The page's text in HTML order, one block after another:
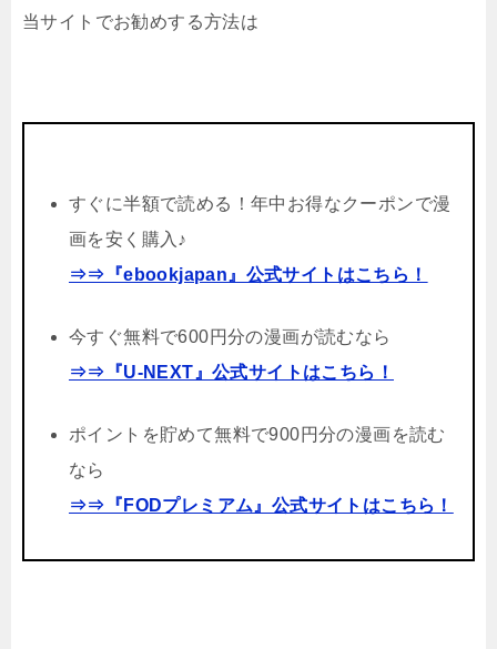
当サイトでお勧めする方法は
すぐに半額で読める！年中お得なクーポンで漫
画を安く購入♪
⇒⇒『ebookjapan』公式サイトはこちら！
今すぐ無料で600円分の漫画が読むなら
⇒⇒『U-NEXT』公式サイトはこちら！
ポイントを貯めて無料で900円分の漫画を読む
なら
⇒⇒『FODプレミアム』公式サイトはこちら！